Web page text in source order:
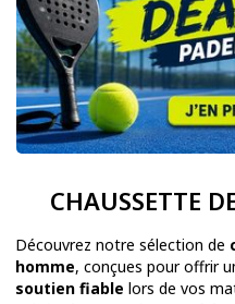
CHAUSSETTE
Découvrez notre sélection de
homme, conçues pour offrir
soutien fiable lors de vos